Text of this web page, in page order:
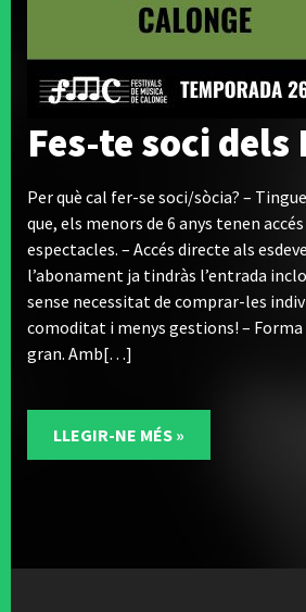
Fes-te soci dels
Per què cal fer-se soci/sòcia? –
que, els menors de 6 anys tenen
espectacles. – Accés directe als
l’abonament ja tindràs l’entrada
sense necessitat de comprar-les
comoditat i menys gestions! – Forma
gran. Amb[…]
LLEGIR-NE MÉS »